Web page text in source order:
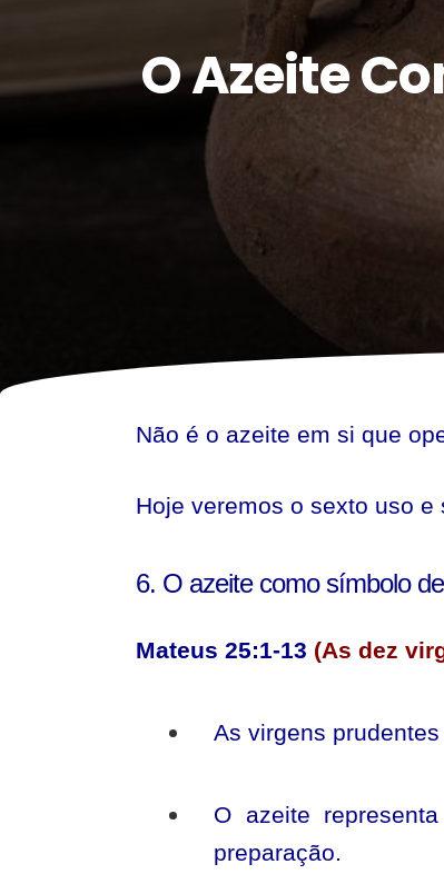
O Azeite
O
Consagrado
o
Santo
Não é o azeite em si que
Hoje veremos o sexto uso
6. O azeite como símbolo
Mateus 25:1-13 (As dez
As virgens
O azeite
preparação.